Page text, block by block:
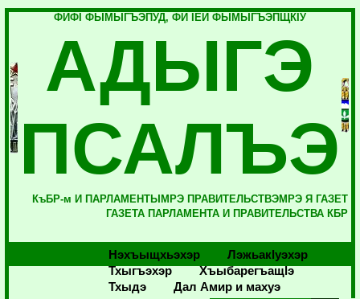
ФИФI ФЫМЫГЪЭПУД, ФИ IЕЙ ФЫМЫГЪЭПЩКIУ
АДЫГЭ
ПСАЛЪЭ
КъБР-м И ПАРЛАМЕНТЫМРЭ ПРАВИТЕЛЬСТВЭМРЭ Я ГАЗЕТ
ГАЗЕТА ПАРЛАМЕНТА И ПРАВИТЕЛЬСТВА КБР
Нэхъыщхьэхэр
Лэжьакlуэхэр
Тхыгъэхэр
Хъыбарегъащlэ
Тхыдэ
Дал Амир и махуэ